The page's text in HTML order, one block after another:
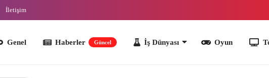
İletişim
Haberler İş Dünyası Teknoloji